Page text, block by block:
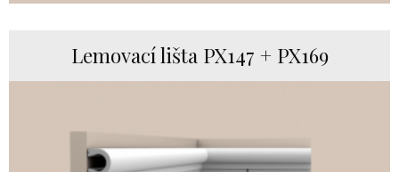
Lemovací lišta PX147 + PX169